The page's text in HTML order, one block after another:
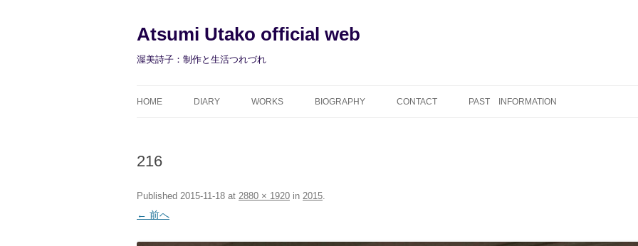
ン
ツ
へ
ス
Atsumi Utako official web
渥美詩子：制作と生活つれづれ
HOME DIARY WORKS BIOGRAPHY CONTACT PAST INFORMATION
216
Published 2015-11-18 at 2880 × 1920 in 2015.
← 前へ